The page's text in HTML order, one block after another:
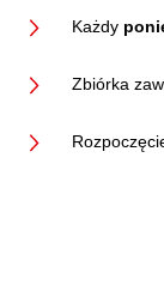
Każdy
Zbiórka